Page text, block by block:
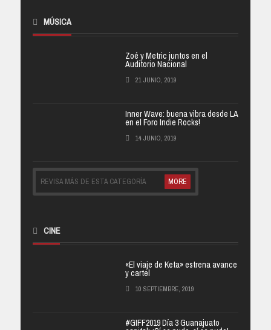
MÚSICA
Zoé y Metric juntos en el
Auditorio Nacional
21 JUNIO, 2019
Inner Wave: buena vibra desde LA
en el Foro Indie Rocks!
14 JUNIO, 2019
REVISA MÁS DE ESTA CATEGORÍA MORE
CINE
«El viaje de Keta» estrena avance
y cartel
10 SEPTIEMBRE, 2019
#GIFF2019 Día 3 Guanajuato